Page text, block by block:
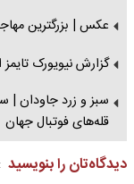
عکس | بزرگترین
گزارش نیویورک
سبز و زرد جاودان |
قله‌های فوتبال جهان
دیدگاه‌تان را بنویسید